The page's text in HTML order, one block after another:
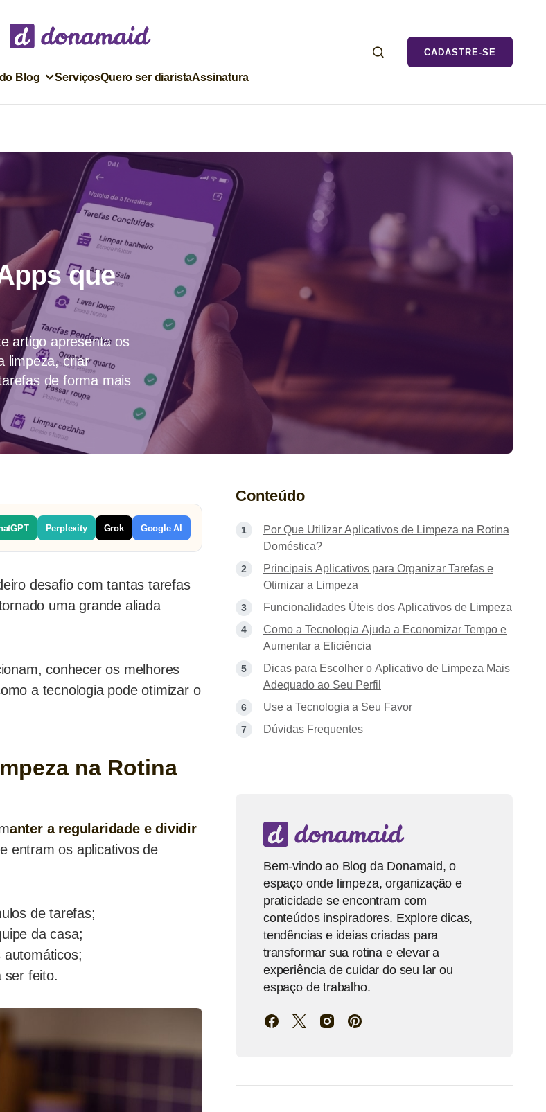
CADASTRE-SE
Blog ServiçosQuero ser diaristaAssinatura
que
artigo apresenta os
limpeza, criar
de forma mais
Perplexity Grok Google AI
desafio com tantas tarefas
uma grande aliada
conhecer os melhores
a tecnologia pode otimizar o
na Rotina
anter a regularidade e dividir
entram os aplicativos de
de tarefas;
da casa;
ser feito.
Conteúdo
Por Que Utilizar Aplicativos de Limpeza na Rotina
Doméstica?
Principais Aplicativos para Organizar Tarefas e
Otimizar a Limpeza
Funcionalidades Úteis dos Aplicativos de Limpeza
Como a Tecnologia Ajuda a Economizar Tempo e
Aumentar a Eficiência
Dicas para Escolher o Aplicativo de Limpeza Mais
Adequado ao Seu Perfil
Use a Tecnologia a Seu Favor
Dúvidas Frequentes
Bem-vindo ao Blog da Donamaid, o
espaço onde limpeza, organização e
praticidade se encontram com
conteúdos inspiradores. Explore dicas,
tendências e ideias criadas para
transformar sua rotina e elevar a
experiência de cuidar do seu lar ou
espaço de trabalho.